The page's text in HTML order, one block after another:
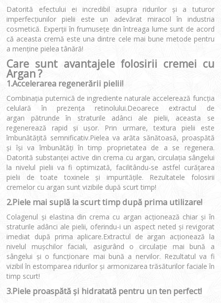
Datorită efectului ei incredibil asupra ridurilor şi a tuturor
imperfecţiunilor pielii este un adevărat miracol în industria
cosmetică. Experţii în frumuseţe din întreaga lume sunt de acord
că aceasta cremă este una dintre cele mai bune metode pentru
a menţine pielea tânără!
Care sunt avantajele folosirii cremei cu
Argan ?
1.Accelerarea regenerării pielii!
Combinaţia puternică de ingrediente naturale accelerează funcţia
celulară în prezența retinolului.Deoarece extractul de
argan pătrunde în straturile adânci ale pielii, aceasta se
regenerează rapid și ușor. Prin urmare, textura pielii este
îmbunătățită semnificativ.Pielea va arăta sănătoasă, proaspătă
şi îşi va îmbunătăţi în timp proprietatea de a se regenera.
Datorită substanței active din crema cu argan, circulaţia sângelui
la nivelul pielii va fi optimizată, facilitându-se astfel curățarea
pielii de toate toxinele și impuritățile. Rezultatele folosirii
cremelor cu argan sunt vizibile după scurt timp!
2.Piele mai suplă la scurt timp după prima utilizare!
Colagenul şi elastina din crema cu argan acţionează chiar şi în
straturile adânci ale pielii, oferindu-i un aspect neted şi revigorat
imediat după prima aplicare.Extractul de argan acţionează la
nivelul muşchilor faciali, asigurând o circulaţie mai bună a
sângelui şi o funcţionare mai bună a nervilor. Rezultatul va fi
vizibil în estomparea ridurilor şi armonizarea trăsăturilor faciale în
timp scurt!
3.Piele proaspătă şi hidratată pentru un ten perfect!